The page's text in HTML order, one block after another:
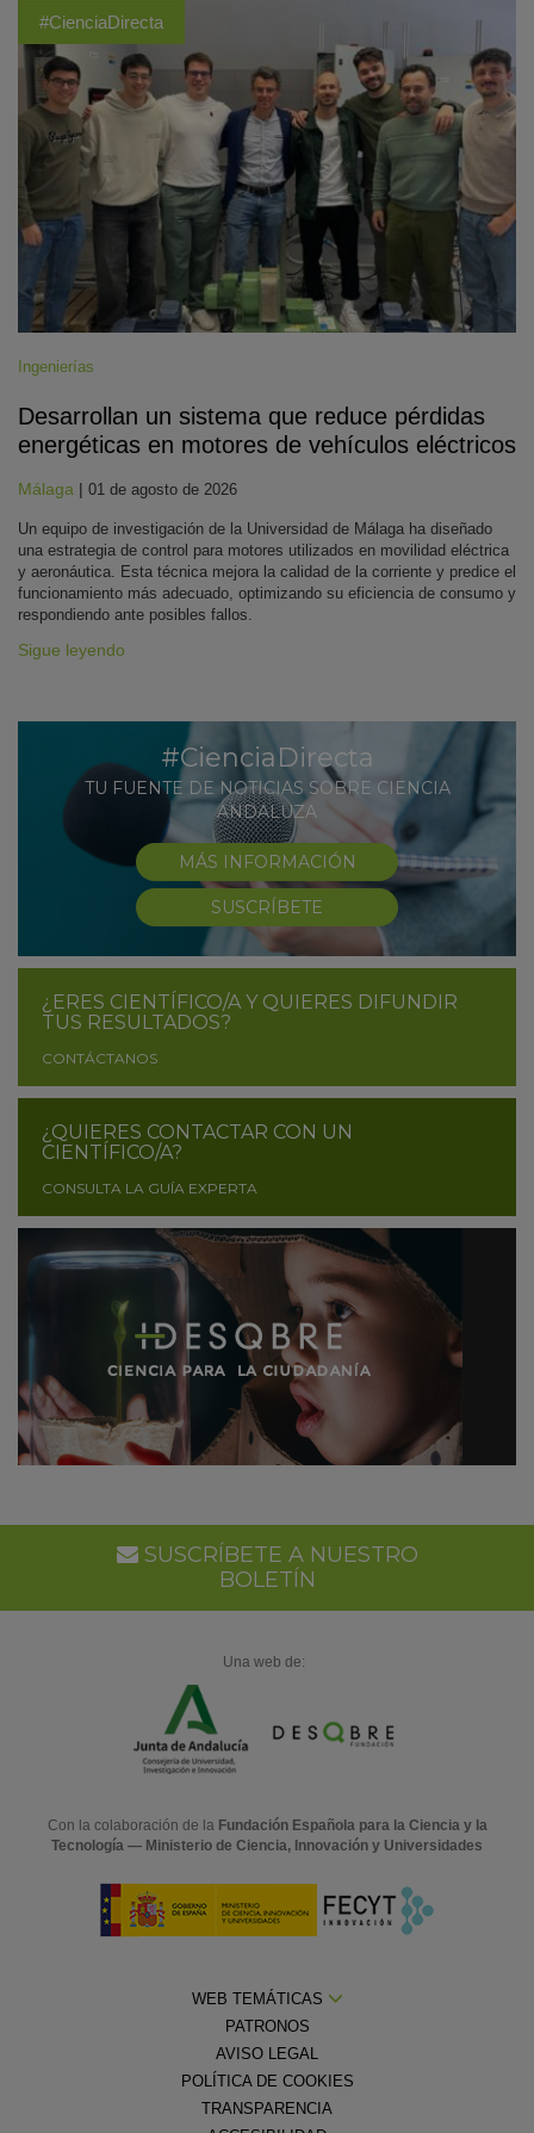
#CienciaDirecta
Ingenierías
Desarrollan un sistema que reduce pérdidas
energéticas en motores de vehículos eléctricos
Málaga | 01 de agosto de 2026
Un equipo de investigación de la Universidad de Málaga ha diseñado
una estrategia de control para motores utilizados en movilidad eléctrica
y aeronáutica. Esta técnica mejora la calidad de la corriente y predice el
funcionamiento más adecuado, optimizando su eficiencia de consumo y
respondiendo ante posibles fallos.
Sigue leyendo
#CienciaDirecta
TU FUENTE DE NOTICIAS SOBRE CIENCIA
ANDALUZA
MÁS INFORMACIÓN
SUSCRÍBETE
¿ERES CIENTÍFICO/A Y QUIERES DIFUNDIR
TUS RESULTADOS?
CONTÁCTANOS
¿QUIERES CONTACTAR CON UN
CIENTÍFICO/A?
CONSULTA LA GUÍA EXPERTA
SUSCRÍBETE A NUESTRO
BOLETÍN
Una web de:
Con la colaboración de la Fundación Española para la Ciencia y la
Tecnología — Ministerio de Ciencia, Innovación y Universidades
WEB TEMÁTICAS
PATRONOS
AVISO LEGAL
POLÍTICA DE COOKIES
TRANSPARENCIA